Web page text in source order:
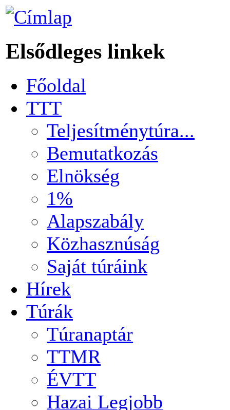
Elsődleges linkek
Főoldal
TTT
Teljesítménytúra...
Bemutatkozás
Elnökség
1%
Alapszabály
Közhasznúság
Saját túráink
Hírek
Túrák
Túranaptár
TTMR
ÉVTT
Hazai Legjobb